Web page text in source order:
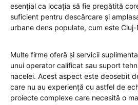
esențial ca locația să fie pregătită
suficient pentru descărcare și
urbane dens populate, cum este
Multe firme oferă și servicii
unui operator calificat sau suport
nacelei. Acest aspect este deosebit
care nu au experiență cu astfel de
proiecte complexe care necesită o